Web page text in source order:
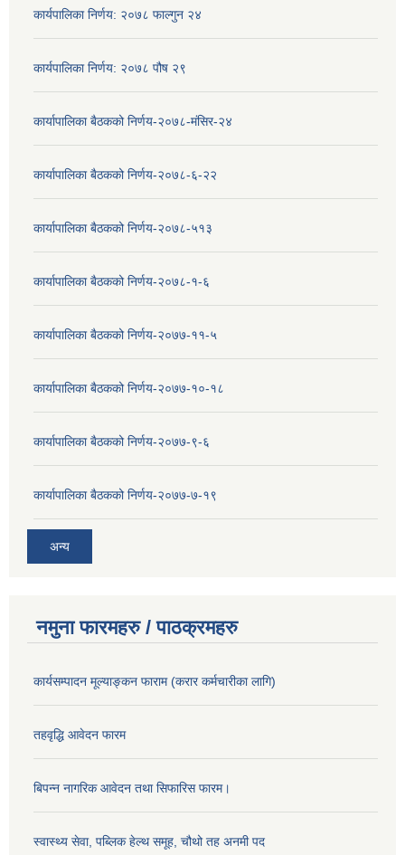
कार्यपालिका निर्णय: २०७८ फाल्गुन २४
कार्यपालिका निर्णय: २०७८ पौष २९
कार्यापालिका बैठकको निर्णय-२०७८-मंसिर-२४
कार्यापालिका बैठकको निर्णय-२०७८-६-२२
कार्यापालिका बैठकको निर्णय-२०७८-५१३
कार्यापालिका बैठकको निर्णय-२०७८-१-६
कार्यापालिका बैठकको निर्णय-२०७७-११-५
कार्यापालिका बैठकको निर्णय-२०७७-१०-१८
कार्यापालिका बैठकको निर्णय-२०७७-९-६
कार्यापालिका बैठकको निर्णय-२०७७-७-१९
अन्य
नमुना फारमहरु / पाठक्रमहरु
कार्यसम्पादन मूल्याङ्कन फाराम (करार कर्मचारीका लागि)
तहवृद्धि आवेदन फारम
बिपन्‍न नागरिक आवेदन तथा सिफारिस फारम।
स्वास्थ्य सेवा, पब्लिक हेल्‍थ समूह, चौथो तह अनमी पद